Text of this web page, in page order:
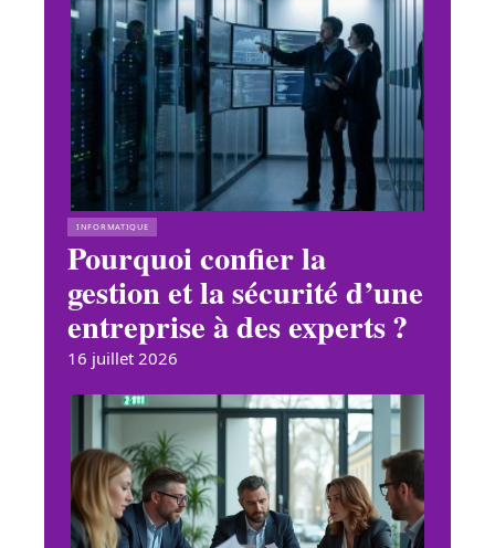
INFORMATIQUE
Pourquoi confier la
gestion et la sécurité d’une
entreprise à des experts ?
16 juillet 2026